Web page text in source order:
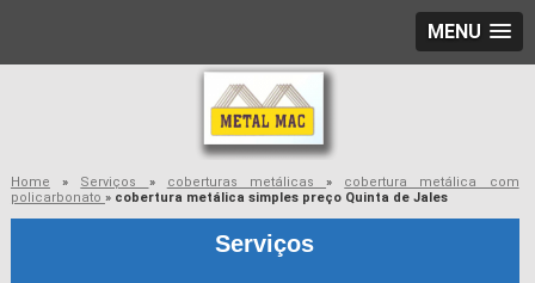
MENU
Home » Serviços » coberturas metálicas» cobertura metálica com
policarbonato » cobertura metálica simples preço Quinta de Jales
Serviços